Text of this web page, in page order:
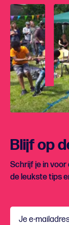
Blijf op
Schrijf je in
de leukste tips
Je e-